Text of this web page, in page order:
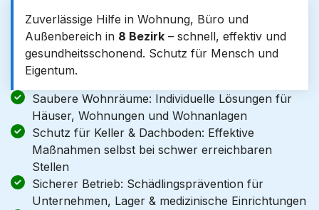
Zuverlässige Hilfe in Wohnung, Büro und
Außenbereich in 8 Bezirk – schnell, effektiv und
gesundheitsschonend. Schutz für Mensch und
Eigentum.
Saubere Wohnräume: Individuelle Lösungen für
Häuser, Wohnungen und Wohnanlagen
Schutz für Keller & Dachboden: Effektive
Maßnahmen selbst bei schwer erreichbaren
Stellen
Sicherer Betrieb: Schädlingsprävention für
Unternehmen, Lager & medizinische Einrichtungen